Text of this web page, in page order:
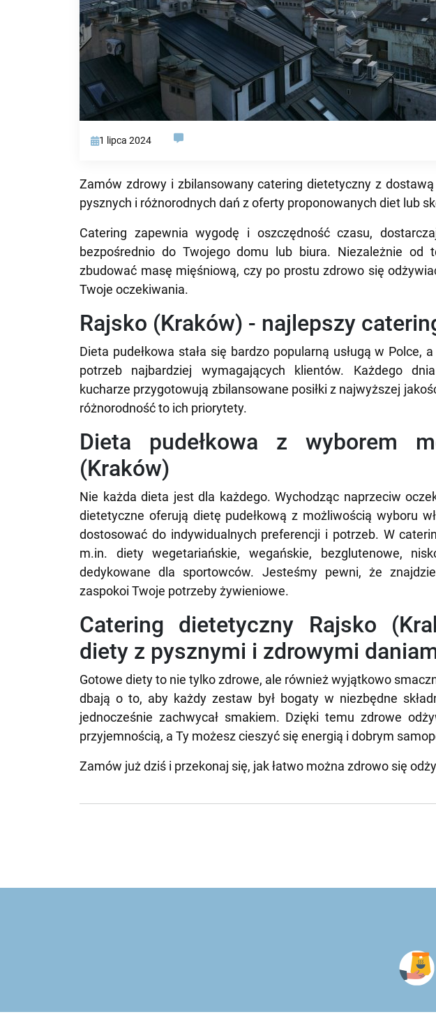
1 lipca 2024
Zamów zdrowy i zbilansowany catering dietetyczny z
pysznych i różnorodnych dań z oferty proponowanych diet lub
Catering zapewnia wygodę i oszczędność czasu,
bezpośrednio do Twojego domu lub biura. Niezależnie od
zbudować masę mięśniową, czy po prostu zdrowo się
Twoje oczekiwania.
Rajsko (Kraków) - najlepszy
Dieta pudełkowa stała się bardzo popularną usługą w Polce,
potrzeb najbardziej wymagających klientów. Każdego
kucharze przygotowują zbilansowane posiłki z najwyższej
różnorodność to ich priorytety.
Dieta pudełkowa z wyborem
(Kraków)
Nie każda dieta jest dla każdego. Wychodząc naprzeciw
dietetyczne oferują dietę pudełkową z możliwością wyboru
dostosować do indywidualnych preferencji i potrzeb. W
m.in. diety wegetariańskie, wegańskie, bezglutenowe,
dedykowane dla sportowców. Jesteśmy pewni, że
zaspokoi Twoje potrzeby żywieniowe.
Catering dietetyczny Rajsko
diety z pysznymi i zdrowymi
Gotowe diety to nie tylko zdrowe, ale również wyjątkowo
dbają o to, aby każdy zestaw był bogaty w niezbędne
jednocześnie zachwycał smakiem. Dzięki temu zdrowe
przyjemnością, a Ty możesz cieszyć się energią i dobrym
Zamów już dziś i przekonaj się, jak łatwo można zdrowo się